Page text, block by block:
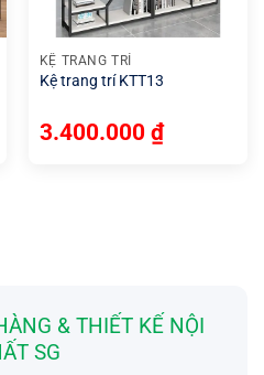
KỆ TRANG TRÍ
Kệ trang trí KTT13
3.400.000 ₫
& THIẾT KẾ NỘI
SG